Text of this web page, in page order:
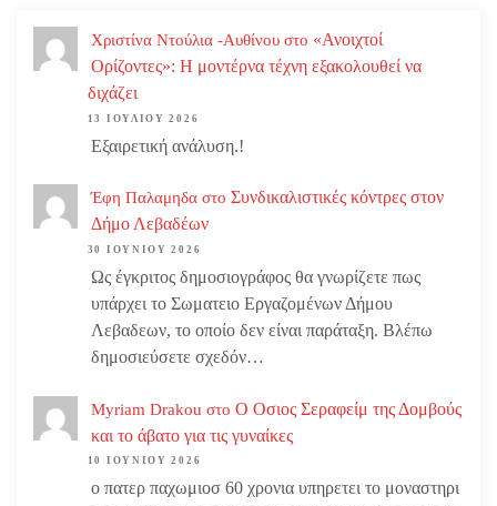
Χριστίνα Ντούλια -Αυθίνου στο «Ανοιχτοί
Ορίζοντες»: Η μοντέρνα τέχνη εξακολουθεί να
διχάζει
13 ΙΟΥΛΊΟΥ 2026
Εξαιρετική ανάλυση.!
Έφη Παλαμηδα στο Συνδικαλιστικές κόντρες στον
Δήμο Λεβαδέων
30 ΙΟΥΝΊΟΥ 2026
Ως έγκριτος δημοσιογράφος θα γνωρίζετε πως
υπάρχει το Σωματειο Εργαζομένων Δήμου
Λεβαδεων, το οποίο δεν είναι παράταξη. Βλέπω
δημοσιεύσετε σχεδόν…
Myriam Drakou στο Ο Οσιος Σεραφείμ της Δομβούς
και το άβατο για τις γυναίκες
10 ΙΟΥΝΊΟΥ 2026
ο πατερ παχωμιοσ 60 χρονια υπηρετει το μοναστηρι